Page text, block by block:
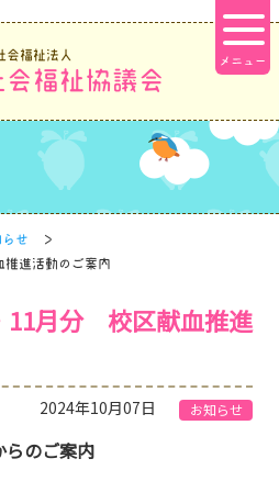
会福祉法人
福祉協議会
らせ
推進活動のご案内
11月分 校区献血推進
2024年10月07日 お知らせ
らのご案内